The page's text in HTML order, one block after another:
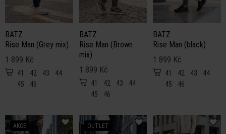
BATZ
Rise Man (Grey mix)
1 899 Kč
41 42 43
44
45
46
BATZ
Rise Man (Brown
mix)
1 899 Kč
41 42 43
44
45
46
BATZ
Rise Man (black)
1 899 Kč
41 42 43
44
45
46
AKCE
OUTLET